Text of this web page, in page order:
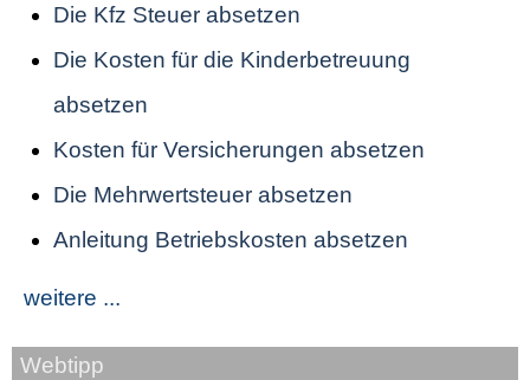
Die Kfz Steuer absetzen
Die Kosten für die Kinderbetreuung
absetzen
Kosten für Versicherungen absetzen
Die Mehrwertsteuer absetzen
Anleitung Betriebskosten absetzen
weitere ...
Webtipp